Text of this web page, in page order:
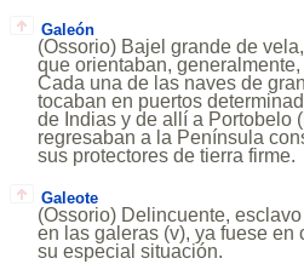
Galeón
(Ossorio) Bajel grande de
que orientaban,
Cada una de las naves de
tocaban en puertos
de Indias y de allí a Portobelo
regresaban a la Península
sus protectores de tierra firme.
Galeote
(Ossorio) Delincuente,
en las galeras (v), ya fuese
su especial situación.